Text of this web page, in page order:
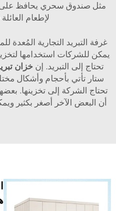
سحري يحافظ على نضارة
لإطعام العائلة في أي
التجارية المُعدة للمشي
استخدامها لتخزين الطعام
التبريد. إن خزان تبريد مشي
بأحجام وأشكال مختلفة، حسب
إلى تخزينها. بعضها بحجم
الآخر أصغر بكثير ويمكن وضعه
ابقَ
هدر